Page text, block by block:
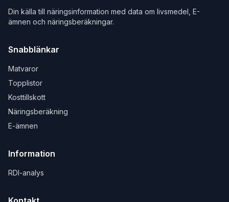
Din källa till näringsinformation med data om livsmedel, E-
ämnen och näringsberäkningar.
Snabblänkar
Matvaror
Topplistor
Kosttillskott
Näringsberäkning
E-ämnen
Information
RDI-analys